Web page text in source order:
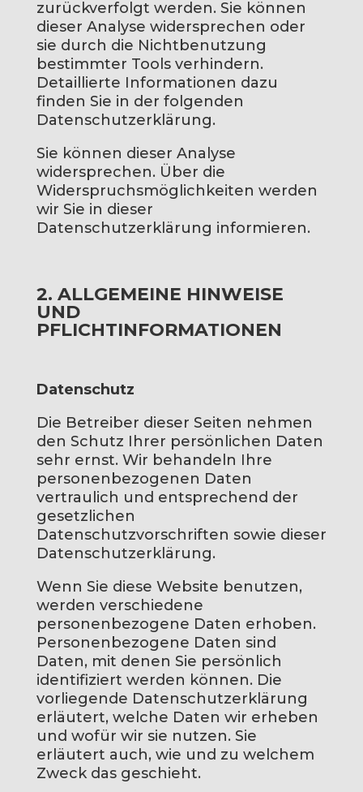
zurückverfolgt werden. Sie können
dieser Analyse widersprechen oder
sie durch die Nichtbenutzung
bestimmter Tools verhindern.
Detaillierte Informationen dazu
finden Sie in der folgenden
Datenschutzerklärung.
Sie können dieser Analyse
widersprechen. Über die
Widerspruchsmöglichkeiten werden
wir Sie in dieser
Datenschutzerklärung informieren.
2. ALLGEMEINE HINWEISE
UND
PFLICHTINFORMATIONEN
Datenschutz
Die Betreiber dieser Seiten nehmen
den Schutz Ihrer persönlichen Daten
sehr ernst. Wir behandeln Ihre
personenbezogenen Daten
vertraulich und entsprechend der
gesetzlichen
Datenschutzvorschriften sowie dieser
Datenschutzerklärung.
Wenn Sie diese Website benutzen,
werden verschiedene
personenbezogene Daten erhoben.
Personenbezogene Daten sind
Daten, mit denen Sie persönlich
identifiziert werden können. Die
vorliegende Datenschutzerklärung
erläutert, welche Daten wir erheben
und wofür wir sie nutzen. Sie
erläutert auch, wie und zu welchem
Zweck das geschieht.